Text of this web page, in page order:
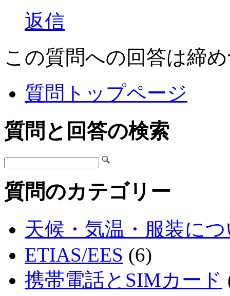
返信
この質問への回答は締
質問トップページ
質問と回答の検索
質問のカテゴリー
天候・気温・服装に
ETIAS/EES (6)
携帯電話とSIMカード